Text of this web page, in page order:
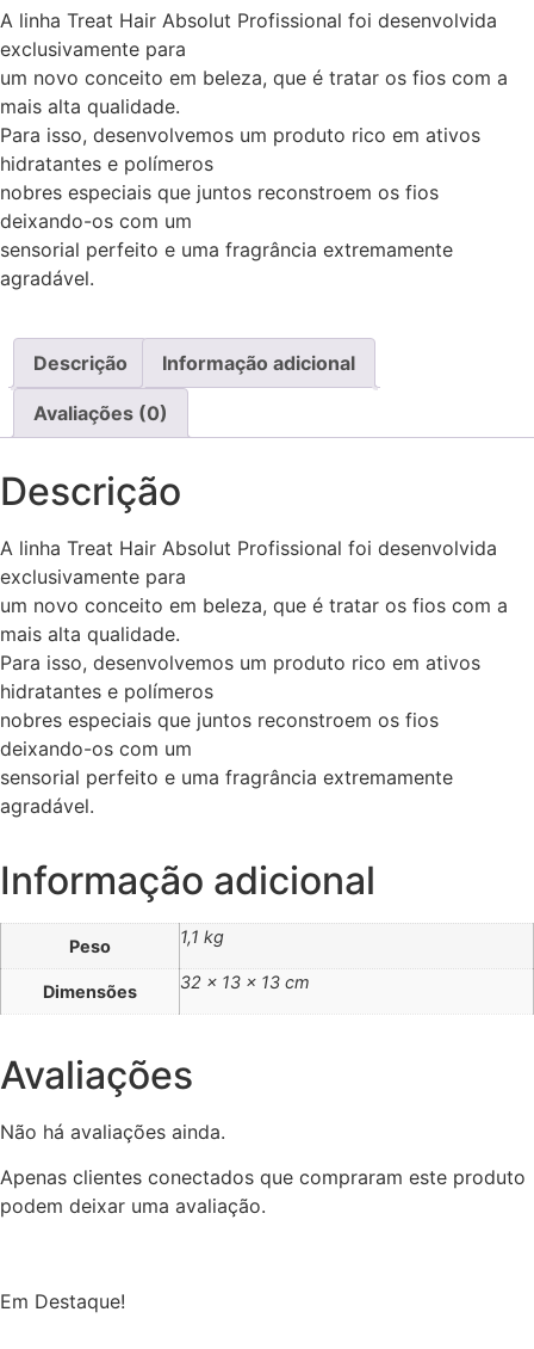
A linha Treat Hair Absolut Profissional foi desenvolvida
exclusivamente para
um novo conceito em beleza, que é tratar os fios com a
mais alta qualidade.
Para isso, desenvolvemos um produto rico em ativos
hidratantes e polímeros
nobres especiais que juntos reconstroem os fios
deixando-os com um
sensorial perfeito e uma fragrância extremamente
agradável.
Descrição Informação adicional
Avaliações (0)
Descrição
A linha Treat Hair Absolut Profissional foi desenvolvida
exclusivamente para
um novo conceito em beleza, que é tratar os fios com a
mais alta qualidade.
Para isso, desenvolvemos um produto rico em ativos
hidratantes e polímeros
nobres especiais que juntos reconstroem os fios
deixando-os com um
sensorial perfeito e uma fragrância extremamente
agradável.
Informação adicional
Peso 1,1 kg
Dimensões 32 × 13 × 13 cm
Avaliações
Não há avaliações ainda.
Apenas clientes conectados que compraram este produto
podem deixar uma avaliação.
Em Destaque!